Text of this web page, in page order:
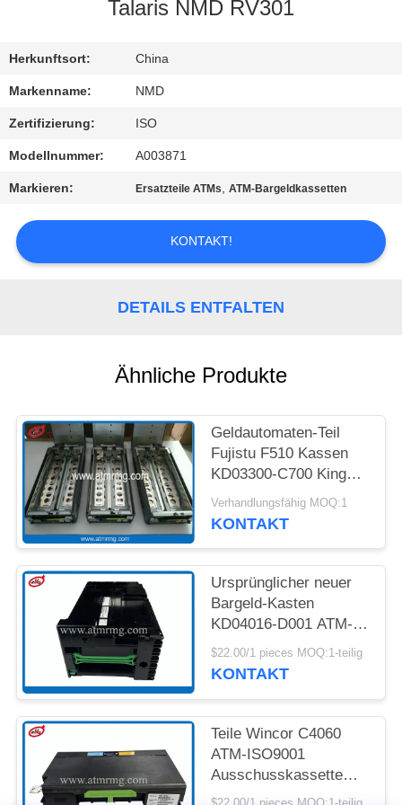
MIT
UNS
NEUIGKEITEN
BITTE UM
ANGEBOT
DATENSCHUTZ-
BESTIMMUNGEN
Talaris NMD RV301
Herkunftsort: China
Markenname: NMD
Zertifizierung: ISO
Modellnummer: A003871
Markieren: Ersatzteile ATMs,ATM-Bargeldkassetten
KONTAKT!
DETAILS ENTFALTEN
Ähnliche Produkte
Geldautomaten-Teil
Fujistu F510 Kassen
KD03300-C700 King
Teller Kassen
Verhandlungsfähig MOQ:1
KONTAKT
Ursprünglicher neuer
Bargeld-Kasten
KD04016-D001 ATM-
Teil-Fujitsus GSR50
$22.00/1 pieces MOQ:1-teilig
KONTAKT
Teile Wincor C4060
ATM-ISO9001
Ausschusskassette
1750207552